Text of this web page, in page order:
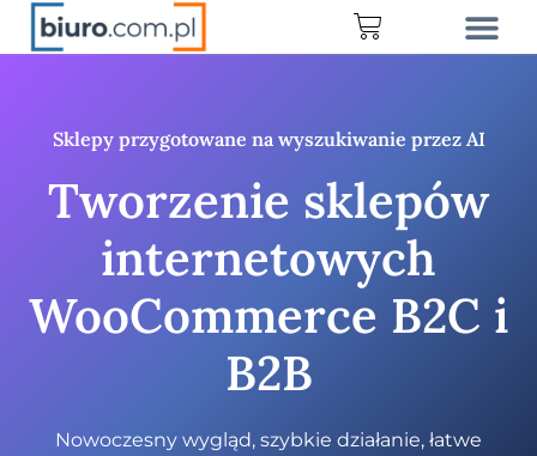
Sklepy przygotowane na wyszukiwanie przez AI
Tworzenie sklepów
internetowych
WooCommerce B2C i
B2B
Nowoczesny wygląd, szybkie działanie, łatwe